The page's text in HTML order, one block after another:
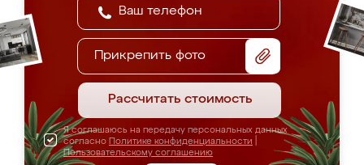
Прикрепить фото
Рассчитать стоимость
Я соглашаюсь на передачу персональных данных
согласно Политике конфиденциальности
Пользовательскому соглашению